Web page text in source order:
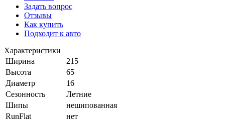
Задать вопрос
Отзывы
Как купить
Подходит к авто
Характеристики
Ширина
215
Высота
65
Диаметр
16
Сезонность
Летние
Шипы
нешипованная
RunFlat
нет